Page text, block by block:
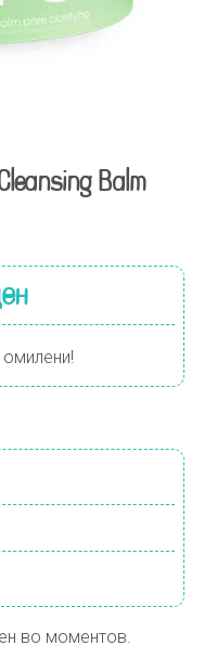
Balm
во моментов.